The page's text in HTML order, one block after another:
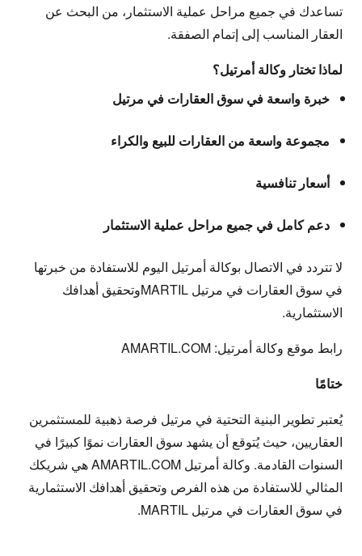
تساعدك في جميع مراحل عملية الاستثمار، من البحث عن
العقار المناسب إلى إتمام الصفقة.
لماذا تختار وكالة أمرتيل؟
خبرة واسعة في سوق العقارات في مرتيل
مجموعة واسعة من العقارات للبيع والكراء
أسعار تنافسية
دعم كامل في جميع مراحل عملية الاستثمار
لا تتردد في الاتصال بوكالة أمرتيل اليوم للاستفادة من خبرتها
في سوق العقارات في مرتيل MARTILوتحقيق أهدافك
الاستثمارية.
رابط موقع وكالة أمرتيل:
ختامًا
يُعتبر تطوير البنية التحتية في مرتيل فرصة ذهبية للمستثمرين
العقاريين، حيث يُتوقع أن يشهد سوق العقارات نموًا كبيرًا في
السنوات القادمة. وكالة أمرتيل AMARTIL.COM هي شريكك
المثالي للاستفادة من هذه الفرص وتحقيق أهدافك الاستثمارية
في سوق العقارات في مرتيل MARTIL.